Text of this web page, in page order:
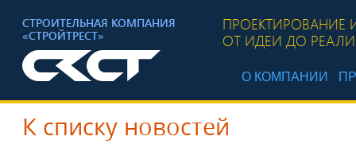
СТРОИТЕЛЬНАЯ КОМПАНИЯ
«СТРОЙТРЕСТ»
ПРОЕКТИРОВАНИЕ
ОТ ИДЕИ ДО
О КОМПАНИИ
К списку новостей